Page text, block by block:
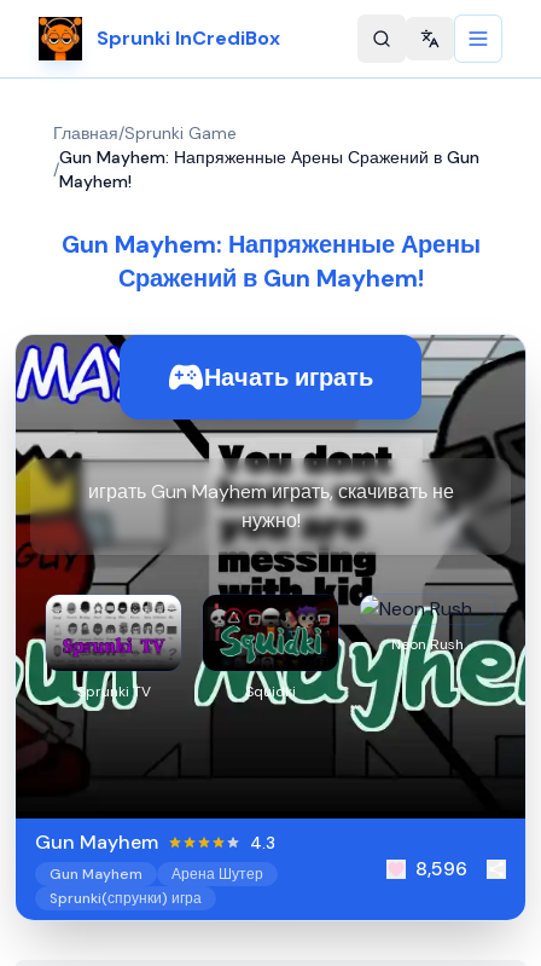
Sprunki InCrediBox Change
Главная/Sprunki Game
/
Gun Mayhem: Напряженные Арены Сражений в Gun
Mayhem!
Gun Mayhem: Напряженные Арены
Сражений в Gun Mayhem!
Начать играть
играть Gun Mayhem играть, скачивать не
нужно!
Sprunki TV Squidki
Neon Rush
Gun Mayhem 4.3
Gun Mayhem
Арена Шутер
Sprunki(спрунки) игра
8,596